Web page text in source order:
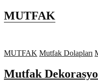
MUTFAK
MUTFAK Mutfak Dolapları
Mutfak